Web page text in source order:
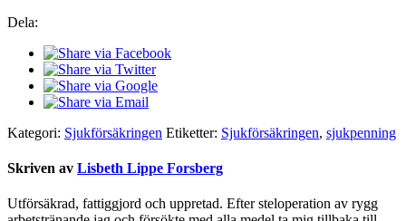
Dela:
Kategori: Sjukförsäkringen Etiketter: Sjukförsäkringen, sjukpenning
Skriven av Lisbeth Lippe Forsberg
Utförsäkrad, fattiggjord och uppretad. Efter steloperation av rygg